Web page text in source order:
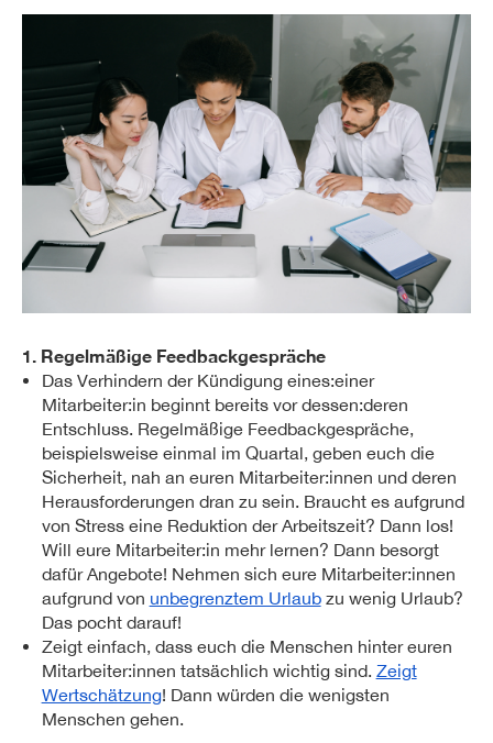
1. Regelmäßige Feedbackgespräche
Das Verhindern der Kündigung eines:einer
Mitarbeiter:in beginnt bereits vor dessen:deren
Entschluss. Regelmäßige Feedbackgespräche,
beispielsweise einmal im Quartal, geben euch die
Sicherheit, nah an euren Mitarbeiter:innen und deren
Herausforderungen dran zu sein. Braucht es aufgrund
von Stress eine Reduktion der Arbeitszeit? Dann los!
Will eure Mitarbeiter:in mehr lernen? Dann besorgt
dafür Angebote! Nehmen sich eure Mitarbeiter:innen
aufgrund von unbegrenztem Urlaubzu wenig Urlaub?
Das pocht darauf!
Zeigt einfach, dass euch die Menschen hinter euren
Mitarbeiter:innen tatsächlich wichtig sind. Zeigt
Wertschätzung! Dann würden die wenigsten
Menschen gehen.